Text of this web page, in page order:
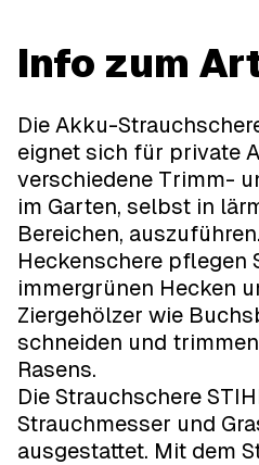
Info zum
Die Akku-
eignet sich für private
verschiedene Trimm-
im Garten, selbst in
Bereichen,
Heckenschere pflegen
immergrünen Hecken
Ziergehölzer wie
schneiden und
Rasens.
Die Strauchschere
Strauchmesser und
ausgestattet. Mit dem